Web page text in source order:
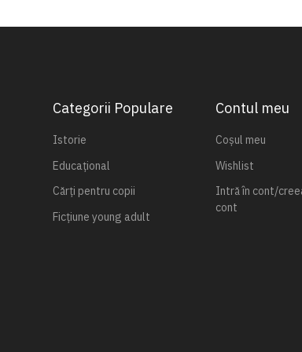
Categorii Populare
Istorie
Educațional
Cărți pentru copii
Ficțiune young adult
Contul meu
Coșul meu
Wishlist
Intră în cont/
cont